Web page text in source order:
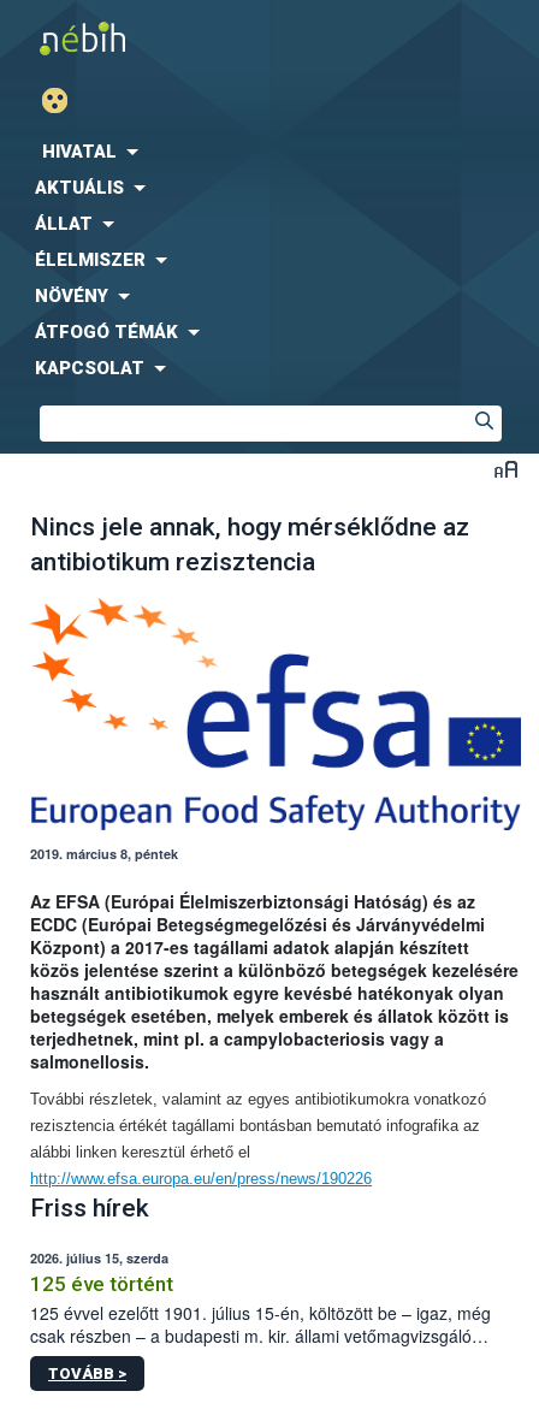
HIVATAL
AKTUÁLIS
ÁLLAT
ÉLELMISZER
NÖVÉNY
ÁTFOGÓ TÉMÁK
KAPCSOLAT
Nincs jele annak, hogy mérséklődne az
antibiotikum rezisztencia
2019. március 8, péntek
Az EFSA (Európai Élelmiszerbiztonsági Hatóság) és az
ECDC (Európai Betegségmegelőzési és Járványvédelmi
Központ) a 2017-es tagállami adatok alapján készített
közös jelentése szerint a különböző betegségek kezelésére
használt antibiotikumok egyre kevésbé hatékonyak olyan
betegségek esetében, melyek emberek és állatok között is
terjedhetnek, mint pl. a campylobacteriosis vagy a
salmonellosis.
További részletek, valamint az egyes antibiotikumokra vonatkozó
rezisztencia értékét tagállami bontásban bemutató infografika az
alábbi linken keresztül érhető el
http://www.efsa.europa.eu/en/press/news/190226
Friss hírek
2026. július 15, szerda
125 éve történt
125 évvel ezelőtt 1901. július 15-én, költözött be – igaz, még
csak részben – a budapesti m. kir. állami vetőmagvizsgáló
állomás a Kis Rókus utca 15. szám alatti, Czigler Győző által
tervezett új épületébe.
TOVÁBB >